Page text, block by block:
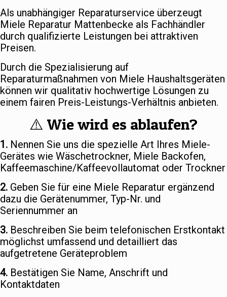
Als unabhängiger Reparaturservice überzeugt
Miele Reparatur Mattenbecke als Fachhändler
durch qualifizierte Leistungen bei attraktiven
Preisen.
Durch die Spezialisierung auf
Reparaturmaßnahmen von Miele Haushaltsgeräten
können wir qualitativ hochwertige Lösungen zu
einem fairen Preis-Leistungs-Verhältnis anbieten.
⚠️ Wie wird es ablaufen?
1. Nennen Sie uns die spezielle Art Ihres Miele-
Gerätes wie Wäschetrockner, Miele Backofen,
Kaffeemaschine/Kaffeevollautomat oder Trockner
2. Geben Sie für eine Miele Reparatur ergänzend
dazu die Gerätenummer, Typ-Nr. und
Seriennummer an
3. Beschreiben Sie beim telefonischen Erstkontakt
möglichst umfassend und detailliert das
aufgetretene Geräteproblem
4. Bestätigen Sie Name, Anschrift und
Kontaktdaten